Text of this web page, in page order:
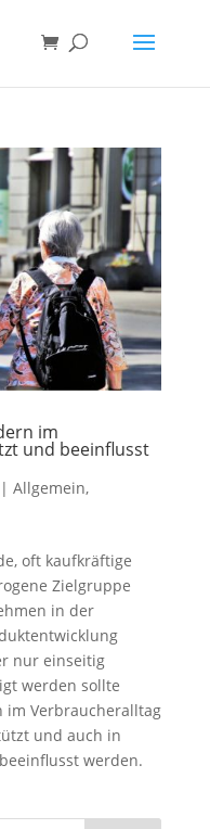
im
und beeinflusst
| Allgemein,
oft kaufkräftige
Zielgruppe
in der
nur einseitig
werden sollte
im Verbraucheralltag
und auch in
werden.